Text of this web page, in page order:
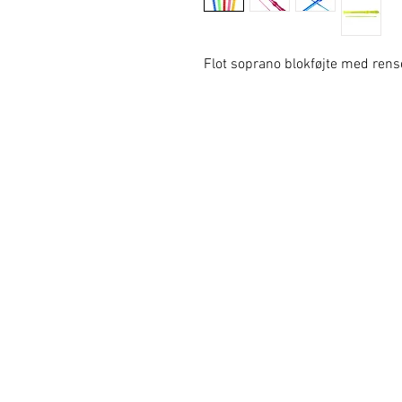
Flot soprano blokføjte med